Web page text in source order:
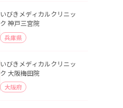
いびきメディカルクリニッ
ク 神戸三宮院
兵庫県
いびきメディカルクリニッ
ク 大阪梅田院
大阪府